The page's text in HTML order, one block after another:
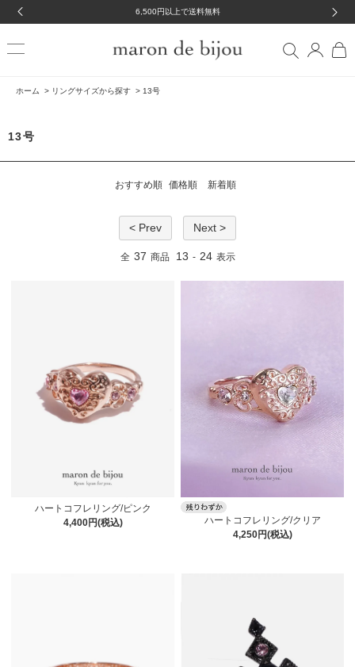
6,500円以上で送料無料
ホーム > リングサイズから探す > 13号
13号
おすすめ順 価格順 新着順
< Prev Next >
全 37 商品 13 - 24 表示
ハートコフレリング/ピンク
4,400円(税込)
ハートコフレリング/クリア
4,250円(税込)